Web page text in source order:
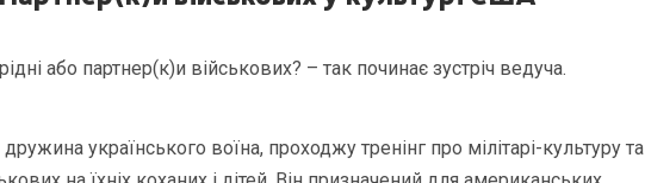
або партнер(к)и військових? – так починає зустріч ведуча.
українського воїна, проходжу тренінг про мілітарі-культуру та